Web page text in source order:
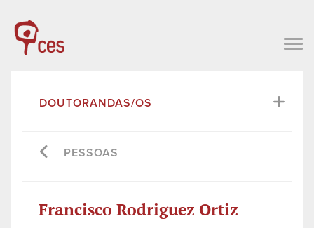
DOUTORANDAS/OS
PESSOAS
Francisco Rodriguez Ortiz